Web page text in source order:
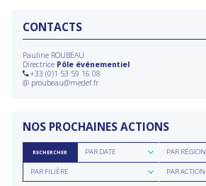
CONTACTS
Pauline ROUBEAU
Directrice Pôle événementiel
+33 (0)1 53 59 16 08
@ proubeau@medef.fr
NOS PROCHAINES ACTIONS
RECHERCHER
Rechercher
parPAR DATE
Rechercher
par
région
PAR RÉGION
Rechercher
parPAR FILIÈRE
Rechercher
parPAR ACTION